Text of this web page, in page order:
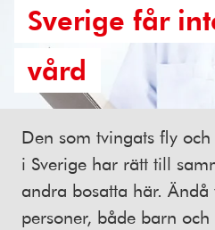
Sverige får
vård
Den som tvingats fly
i Sverige har rätt till
andra bosatta här.
personer, både barn